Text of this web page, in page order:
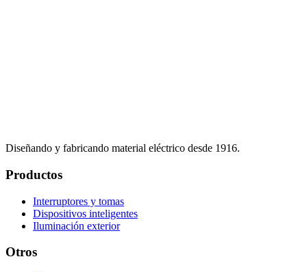
Diseñando y fabricando material eléctrico desde 1916.
Productos
Interruptores y tomas
Dispositivos inteligentes
Iluminación exterior
Otros